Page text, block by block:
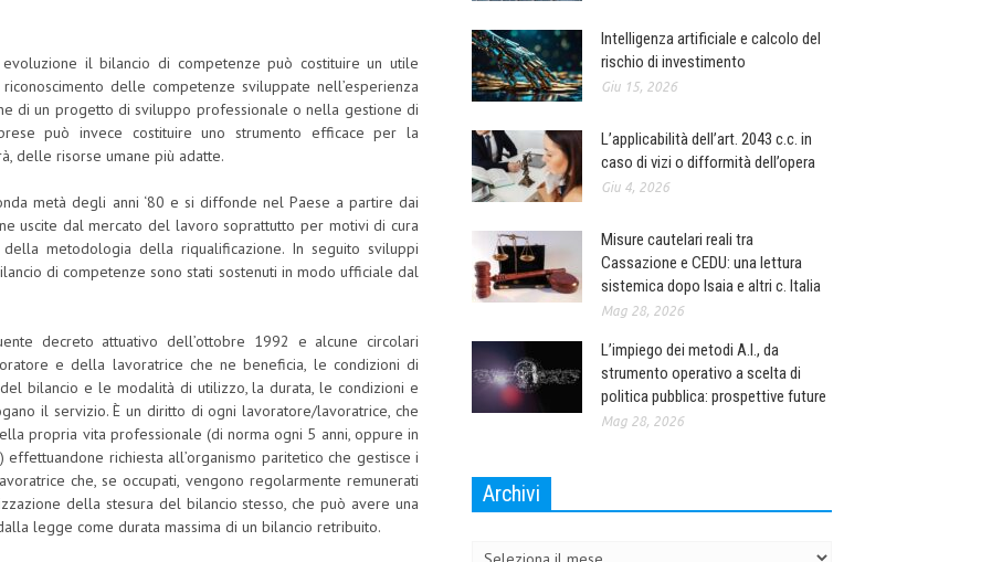
il bilancio di competenze può costituire un utile
delle competenze sviluppate nell’esperienza
di un progetto di sviluppo professionale o nella gestione di
può invece costituire uno strumento efficace per la
delle risorse umane più adatte.
metà degli anni ‘80 e si diffonde nel Paese a partire dai
uscite dal mercato del lavoro soprattutto per motivi di cura
metodologia della riqualificazione. In seguito sviluppi
di competenze sono stati sostenuti in modo ufficiale dal
decreto attuativo dell’ottobre 1992 e alcune circolari
e della lavoratrice che ne beneficia, le condizioni di
bilancio e le modalità di utilizzo, la durata, le condizioni e
il servizio. È un diritto di ogni lavoratore/lavoratrice, che
propria vita professionale (di norma ogni 5 anni, oppure in
richiesta all’organismo paritetico che gestisce i
che, se occupati, vengono regolarmente remunerati
della stesura del bilancio stesso, che può avere una
legge come durata massima di un bilancio retribuito.
Intelligenza artificiale e calcolo del
rischio di investimento
Giu 15, 2026
L’applicabilità dell’art. 2043 c.c. in
caso di vizi o difformità dell’opera
Giu 4, 2026
Misure cautelari reali tra
Cassazione e CEDU: una lettura
sistemica dopo Isaia e altri c. Italia
Mag 28, 2026
L’impiego dei metodi A.I., da
strumento operativo a scelta di
politica pubblica: prospettive future
Mag 28, 2026
Archivi